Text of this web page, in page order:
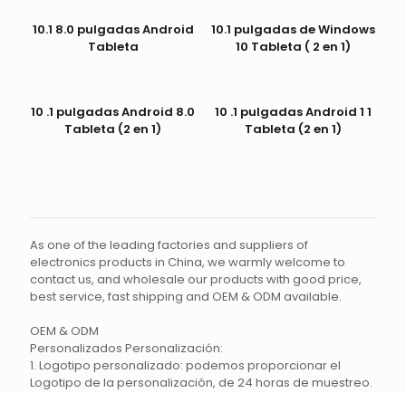
10.1 8.0 pulgadas Android
Tableta
10.1 pulgadas de Windows
10 Tableta ( 2 en 1)
10 .1 pulgadas Android 8.0
Tableta (2 en 1)
10 .1 pulgadas Android 1 1
Tableta (2 en 1)
As one of the leading factories and suppliers of
electronics products in China, we warmly welcome to
contact us, and wholesale our products with good price,
best service, fast shipping and OEM & ODM available.
OEM & ODM
Personalizados Personalización:
1. Logotipo personalizado: podemos proporcionar el
Logotipo de la personalización, de 24 horas de muestreo.